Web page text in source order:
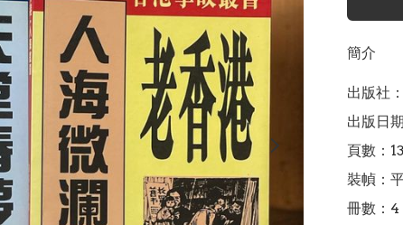
簡介
出版社
出版日
頁數：
裝幀：
冊數：4